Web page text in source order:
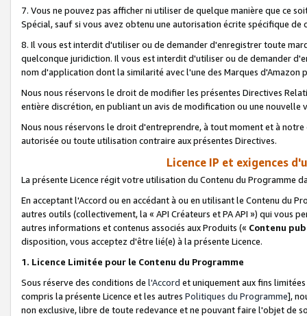
7. Vous ne pouvez pas afficher ni utiliser de quelque manière que ce
Spécial, sauf si vous avez obtenu une autorisation écrite spécifique de
8. Il vous est interdit d'utiliser ou de demander d'enregistrer toute
quelconque juridiction. Il vous est interdit d'utiliser ou de demander
nom d'application dont la similarité avec l'une des Marques
Nous nous réservons le droit de modifier les présentes Directives
entière discrétion, en publiant un avis de modification ou une nouvelle
Nous nous réservons le droit d'entreprendre, à tout moment et à
autorisée ou toute utilisation contraire aux présentes Directives.
Licence IP et exigences
La présente Licence régit votre utilisation du Contenu du Programme
En acceptant l'Accord ou en accédant à ou en utilisant le Contenu du
autres outils (collectivement, la « API Créateurs et PA API ») qui vous
autres informations et contenus associés aux Produits (« Contenu
disposition, vous acceptez d'être lié(e) à la présente Licence.
1. Licence Limitée pour le Contenu du Programme
Sous réserve des conditions de l'Accord et uniquement aux fins
compris la présente Licence et les autres Politiques du Programme],
non exclusive, libre de toute redevance et ne pouvant faire l'objet de